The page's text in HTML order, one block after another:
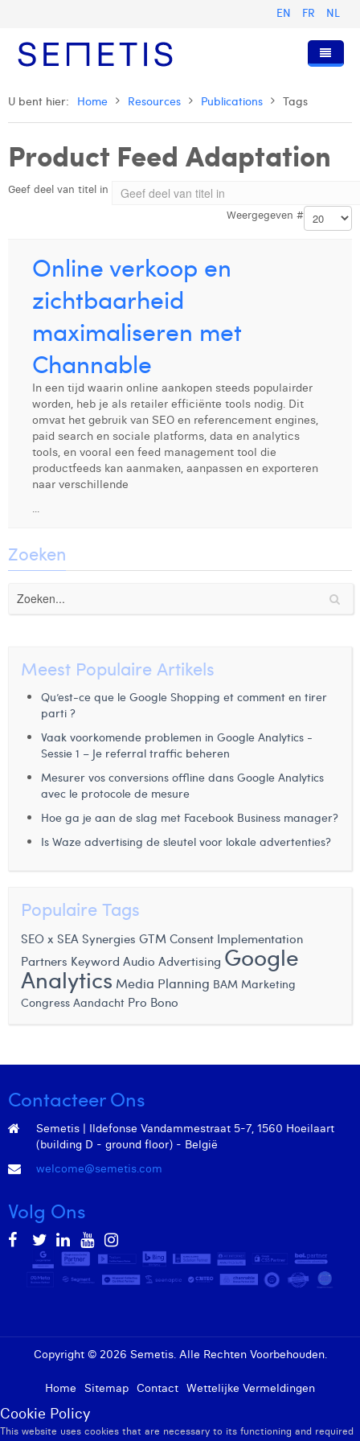
EN FR NL
Home
Diensten
Digital Advertising
Digital Business Intelligence
Trainingen
Wie zijn wij
Onze Geschiedenis
Anouk Allegaert
Arthur Collard
Camille Servais
Charlie Deschamps
Dhan Claes
Diane Tremouroux
Edouard Polet
Elio Civalleri
Eliott Pousset
Floriane Defacqz
Jonas Geiregat
Justine Cremer
Laura Rooseleer
Laura Verhelst
Lena Pignoloni
Leonard Dierickx
Lisa Protin
Lore Fierens
Lotte Vranckx
Louis Nassogne
Manon Houppertz
Margaux Marien
Margaux Snakkers
Ninon Chevalier
Olivia Lohest
Pieter Maesmans
Sven Bosschem
Thomas Kurevic
Thomas Riis
Onze Waarden
Omnicom Media Group
Certificeringen
Pers & Publicaties
Presentaties en Cases
Persberichten
Vacatures
Strategy Director
Digital Business Analyst
Digital Business Consultant NL
Digital Business Intern
Contact
U bent hier: Home Resources Publications Tags
Product Feed Adaptation
Geef deel van titel in
Weergegeven #
Online verkoop en
zichtbaarheid
maximaliseren met
Channable
In een tijd waarin online aankopen steeds populairder
worden, heb je als retailer efficiënte tools nodig. Dit
omvat het gebruik van SEO en referencement engines,
paid search en sociale platforms, data en analytics
tools, en vooral een feed management tool die
productfeeds kan aanmaken, aanpassen en exporteren
naar verschillende
...
Zoeken
Meest Populaire Artikels
Qu’est-ce que le Google Shopping et comment en tirer
parti ?
Vaak voorkomende problemen in Google Analytics -
Sessie 1 – Je referral traffic beheren
Mesurer vos conversions offline dans Google Analytics
avec le protocole de mesure
Hoe ga je aan de slag met Facebook Business manager?
Is Waze advertising de sleutel voor lokale advertenties?
Populaire Tags
SEO x SEA Synergies GTM Consent Implementation
Partners Keyword Audio Advertising Google
Analytics Media Planning BAM Marketing
Congress Aandacht Pro Bono
Contacteer Ons
Semetis | Ildefonse Vandammestraat 5-7, 1560 Hoeilaart
(building D - ground floor) - België
welcome@semetis.com
Volg Ons
Copyright © 2026 Semetis. Alle Rechten Voorbehouden.
Home Sitemap Contact Wettelijke Vermeldingen
Cookie Policy
This website uses cookies that are necessary to its functioning and required